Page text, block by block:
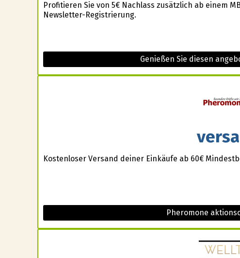
Profitieren Sie von 5€ Nachlass zusätzlich ab einem
Newsletter-Registrierung.
Genießen Sie diesen
Kostenloser Versand deiner Einkäufe ab 60€
Pheromone